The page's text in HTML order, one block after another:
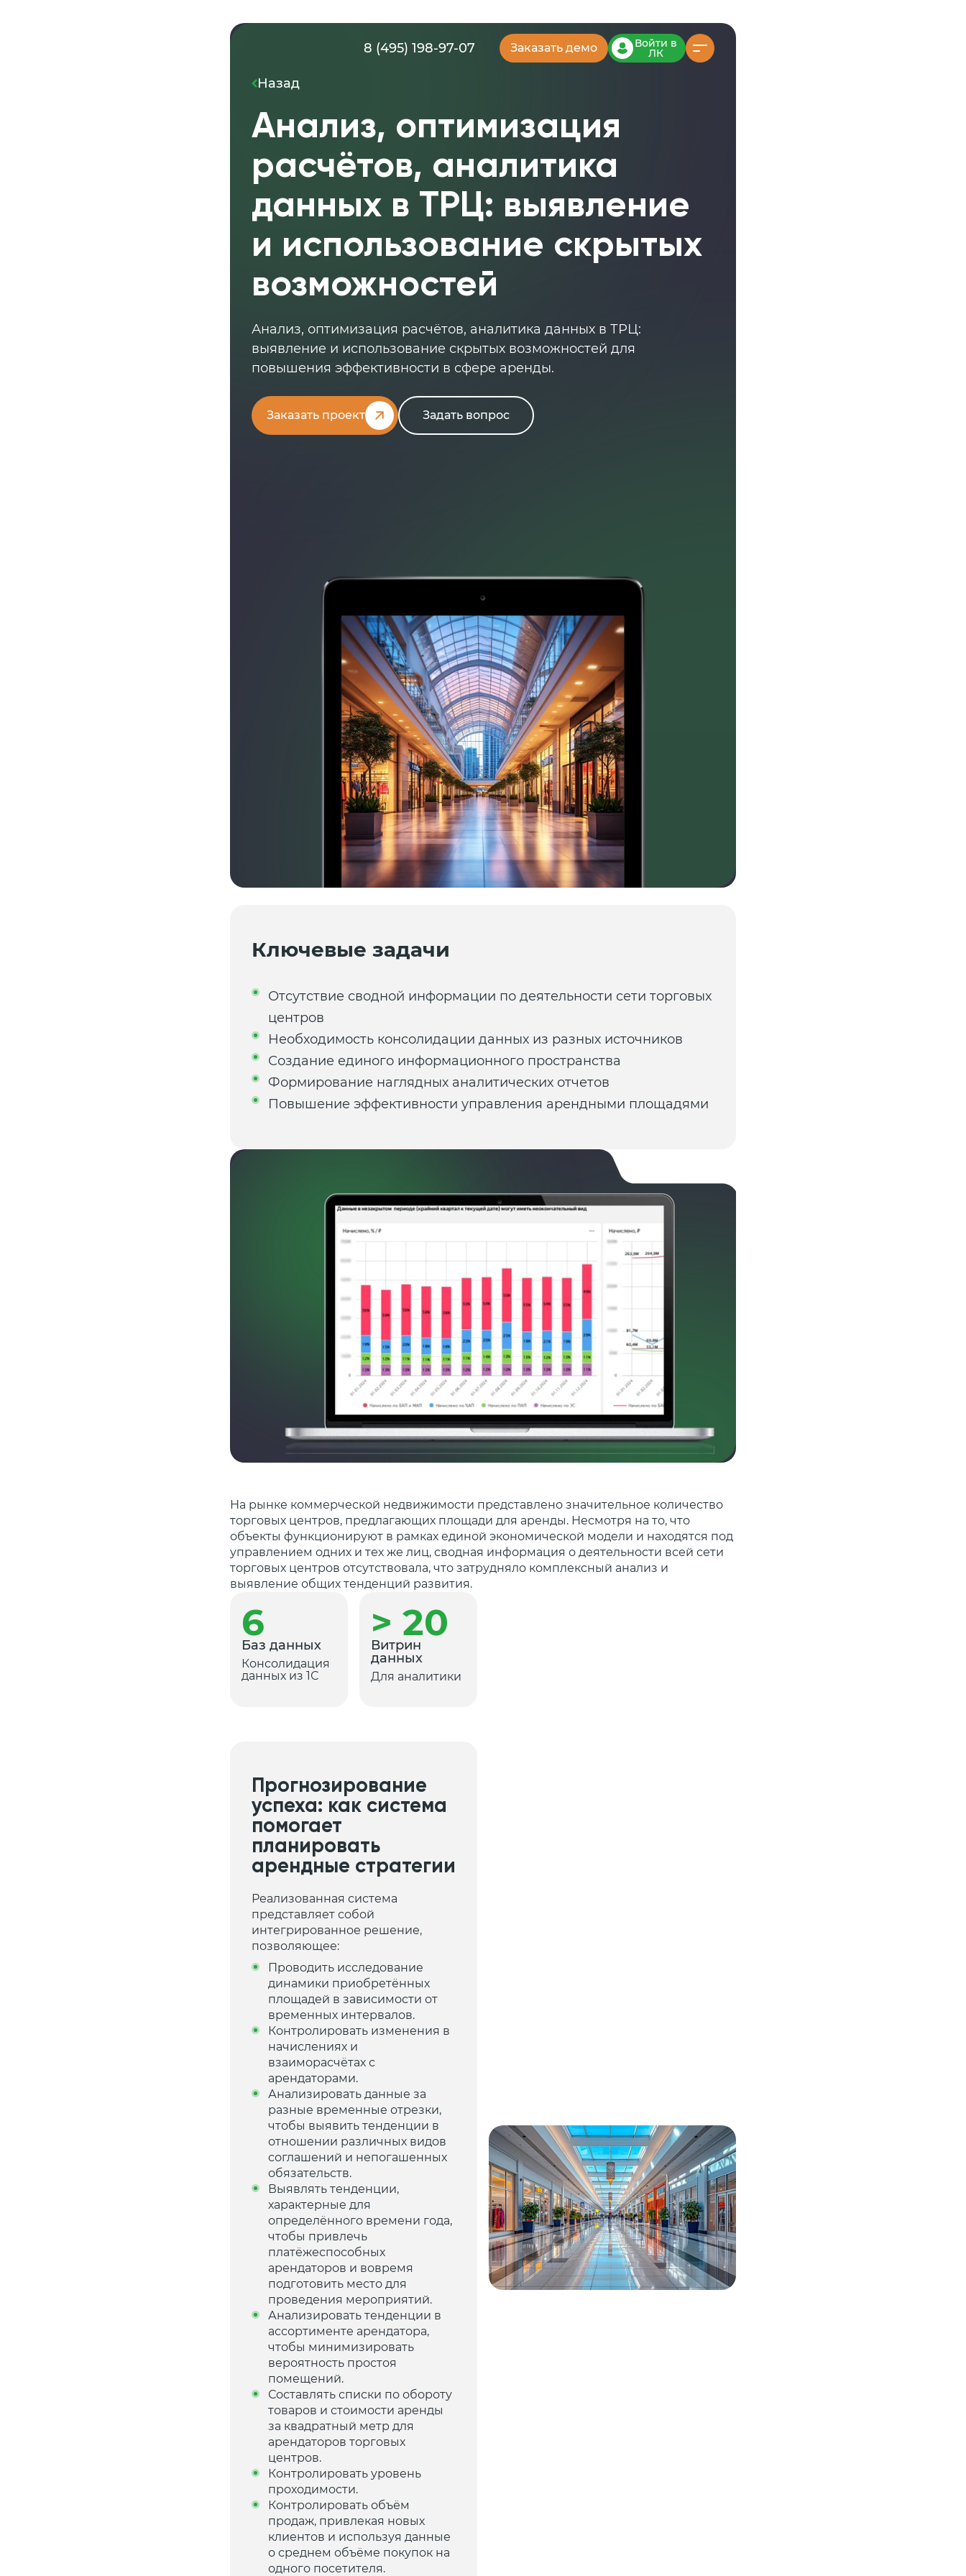
8 (495) 198-97-07 Заказать демо Войти в
ЛК
Назад
Анализ, оптимизация
расчётов, аналитика
данных в ТРЦ: выявление
и использование скрытых
возможностей
Анализ, оптимизация расчётов, аналитика данных в ТРЦ:
выявление и использование скрытых возможностей для
повышения эффективности в сфере аренды.
Заказать проект Задать вопрос
Ключевые задачи
Отсутствие сводной информации по деятельности сети торговых
центров
Необходимость консолидации данных из разных источников
Создание единого информационного пространства
Формирование наглядных аналитических отчетов
Повышение эффективности управления арендными площадями
На рынке коммерческой недвижимости представлено значительное количество
торговых центров, предлагающих площади для аренды. Несмотря на то, что
объекты функционируют в рамках единой экономической модели и находятся под
управлением одних и тех же лиц, сводная информация о деятельности всей сети
торговых центров отсутствовала, что затрудняло комплексный анализ и
выявление общих тенденций развития.
6
Баз данных
Консолидация
данных из 1С
> 20
Витрин
данных
Для аналитики
Прогнозирование
успеха: как система
помогает
планировать
арендные стратегии
Реализованная система
представляет собой
интегрированное решение,
позволяющее:
Проводить исследование
динамики приобретённых
площадей в зависимости от
временных интервалов.
Контролировать изменения в
начислениях и
взаиморасчётах с
арендаторами.
Анализировать данные за
разные временные отрезки,
чтобы выявить тенденции в
отношении различных видов
соглашений и непогашенных
обязательств.
Выявлять тенденции,
характерные для
определённого времени года,
чтобы привлечь
платёжеспособных
арендаторов и вовремя
подготовить место для
проведения мероприятий.
Анализировать тенденции в
ассортименте арендатора,
чтобы минимизировать
вероятность простоя
помещений.
Составлять списки по обороту
товаров и стоимости аренды
за квадратный метр для
арендаторов торговых
центров.
Контролировать уровень
проходимости.
Контролировать объём
продаж, привлекая новых
клиентов и используя данные
о среднем объёме покупок на
одного посетителя.